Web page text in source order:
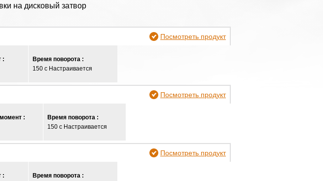
на дисковый затвор
Посмотреть продукт
:
Время поворота :
150 с Настраивается
Посмотреть продукт
:
Время поворота :
150 с Настраивается
Посмотреть продукт
:
Время поворота :